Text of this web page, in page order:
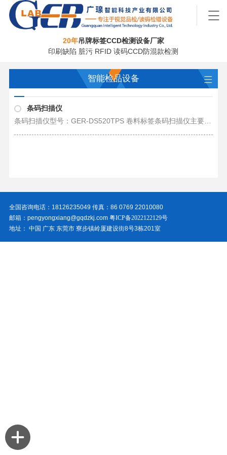
20年吊牌标签CCD检测设备厂家
印刷缺陷 脏污 RFID 读码CCD防混款检测
智能检品设备
条码扫描仪
条码扫描仪型号：GER-DS520TPS 卷料标签条码扫描仪主要时通过复卷平台加装高速读码器对标签上的条码、二维码流水码流水号进行高速连续读码识别防止出现重码、错码、漏码、混码、跳码、断码等不良问题。支持同时读取6排码，检测过程……
全国咨询电话：18126235049 传真：86 0769 22010080
邮箱：pengyongxiang@gqdzkj.com 粤ICP备2022122129号
地址： 中国 广东 东莞市 寮步镇岭厦建设街8号3栋201室